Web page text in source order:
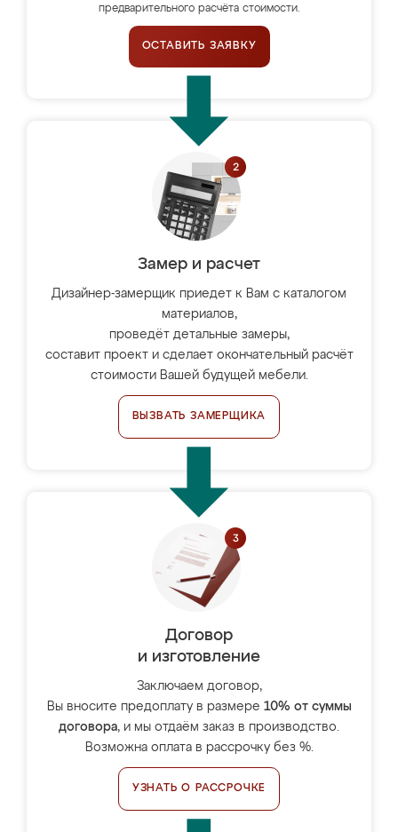
предварительного расчёта стоимости.
ОСТАВИТЬ ЗАЯВКУ
Замер и расчет
Дизайнер-замерщик приедет к Вам с каталогом
материалов,
проведёт детальные замеры,
составит проект и сделает окончательный расчёт
стоимости Вашей будущей мебели.
ВЫЗВАТЬ ЗАМЕРЩИКА
Договор
и изготовление
Заключаем договор,
Вы вносите предоплату в размере 10% от суммы
договора, и мы отдаём заказ в производство.
Возможна оплата в рассрочку без %.
УЗНАТЬ О РАССРОЧКЕ